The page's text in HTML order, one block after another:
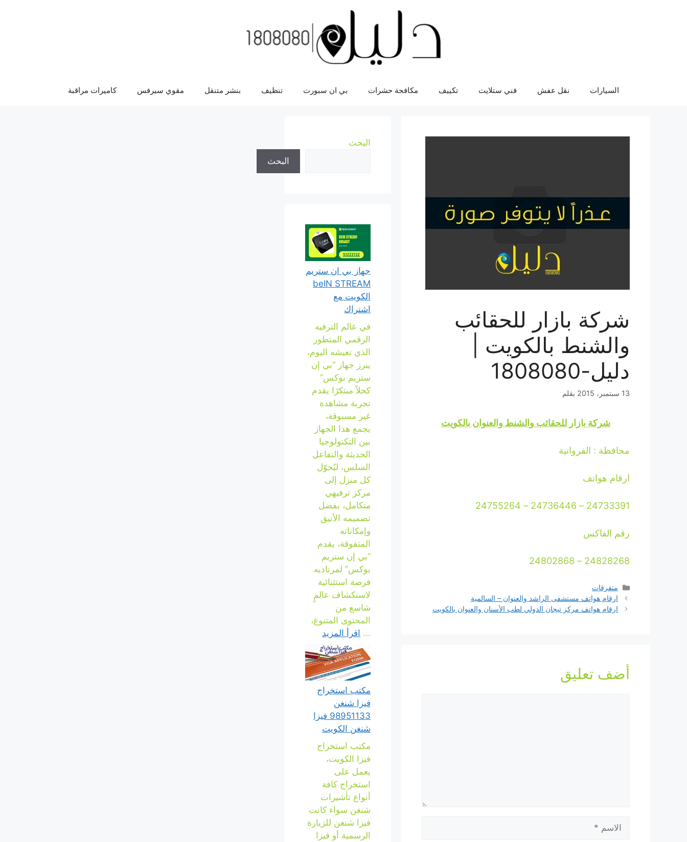
السيارات نقل عفش فني ستلايت تكييف مكافحة حشرات بي ان سبورت تنظيف بنشر متنقل مقوي سيرفس كاميرات مراقبة
شركة بازار للحقائب
والشنط بالكويت |
دليل-1808080
13 سبتمبر، 2015 بقلم
شركة بازار للحقائب والشنط والعنوان بالكويت
محافظة : الفروانية
ارقام هواتف
24733391 – 24736446 – 24755264
رقم الفاكس
24828268 – 24802868
التصنيفات
متفرقات
ارقام هواتف مستشفى الراشد والعنوان – السالمية
ارقام هواتف مركز تيجان الدولي لطب الأسنان والعنوان بالكويت
أضف تعليق
الاسم
البحث
البحث
جهاز بي ان ستريم
beIN STREAM
الكويت مع
اشتراك
في عالم الترفيه
الرقمي المتطور
الذي تعيشه اليوم،
يبرز جهاز “بي إن
ستريم بوكس”
كحلاً مبتكرًا يقدم
تجربة مشاهدة
غير مسبوقة،
يجمع هذا الجهاز
بين التكنولوجيا
الحديثة والتفاعل
السلس، ليُحوّل
كل منزل إلى
مركز ترفيهي
متكامل، بفضل
تصميمه الأنيق
وإمكاناته
المتفوقة، يقدم
“بي إن ستريم
بوكس” لمرتاديه
فرصة استثنائية
لاستكشاف عالمٍ
شاسع من
المحتوى المتنوع،
... اقرأ المزيد
مكتب استخراج
فيزا شنغن
98951133 فيزا
شنغن الكويت
مكتب استخراج
فيزا الكويت،
يعمل على
استخراج كافة
أنواع تأشيرات
شنغن سواء كانت
فيزا شنغن للزيارة
الرسمية أو فيزا